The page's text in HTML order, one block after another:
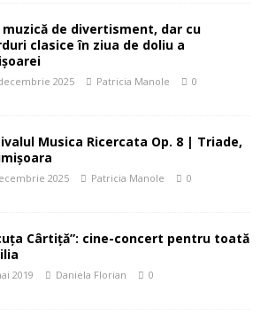
muzică de divertisment, dar cu
clasice în ziua de doliu a
2025 Patricia Manole 0
Musica Ricercata Op. 8 | Triade,
2025 Patricia Manole 0
Cârtiță”: cine-concert pentru toată
2019 Daniela Florian 0